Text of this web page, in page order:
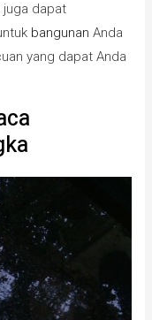
juga dapat
bangunan Anda
yang dapat Anda